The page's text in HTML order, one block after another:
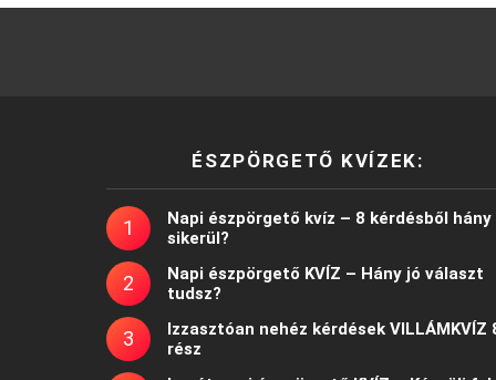
ÉSZPÖRGETŐ KVÍZEK:
Napi észpörgető kvíz – 8 kérdésből hány
sikerül?
Napi észpörgető KVÍZ – Hány jó választ
tudsz?
Izzasztóan nehéz kérdések VILLÁMKVÍZ
rész